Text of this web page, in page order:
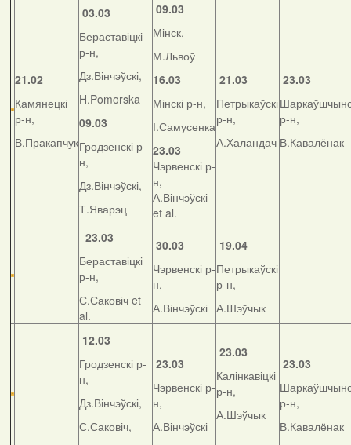
21.02
Камянецкі
р-н,
В.Пракапчук
03.03
Бераставіцкі
р-н,
Дз.Вінчэўскі,
H.Pomorska
09.03
Гродзенскі р-
н,
Дз.Вінчэўскі,
Т.Яварэц
09.03
Мінск,
М.Львоў
16.03
Мінскі р-н,
І.Самусенка
23.03
Чэрвенскі р-
н,
А.Вінчэўскі
et al.
21.03
Петрыкаўскі
р-н,
А.Халандач
23.03
р-н,
В.Кавалёнак
23.03
Бераставіцкі
р-н,
С.Саковіч et
al.
30.03
Чэрвенскі р-
н,
А.Вінчэўскі
19.04
Петрыкаўскі
р-н,
А.Шэўчык
12.03
Гродзенскі р-
н,
Дз.Вінчэўскі,
С.Саковіч,
23.03
Чэрвенскі р-
н,
А.Вінчэўскі
23.03
Калінкавіцкі
р-н,
А.Шэўчык
23.03
р-н,
В.Кавалёнак